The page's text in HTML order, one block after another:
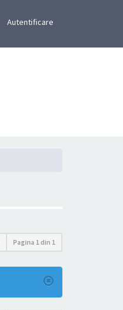
Autentificare
Pagina 1 din 1